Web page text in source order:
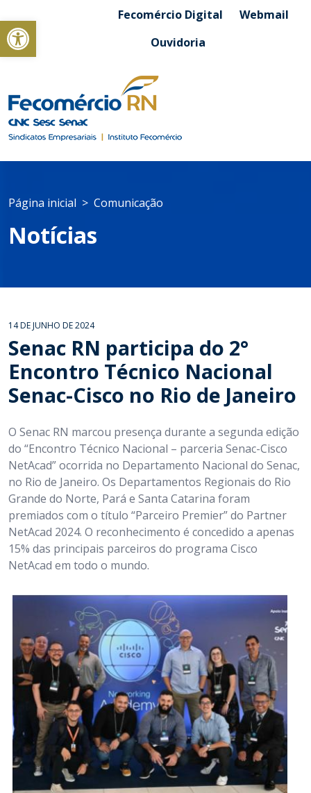
Abrir a barra de ferramentasFecomércio Digital
Webmail
Ouvidoria
Página inicial Comunicação
Notícias
14 DE JUNHO DE 2024
Senac RN participa do 2°
Encontro Técnico Nacional
Senac-Cisco no Rio de Janeiro
O Senac RN marcou presença durante a segunda edição
do “Encontro Técnico Nacional – parceria Senac-Cisco
NetAcad” ocorrida no Departamento Nacional do Senac,
no Rio de Janeiro. Os Departamentos Regionais do Rio
Grande do Norte, Pará e Santa Catarina foram
premiados com o título “Parceiro Premier” do Partner
NetAcad 2024. O reconhecimento é concedido a apenas
15% das principais parceiros do programa Cisco
NetAcad em todo o mundo.